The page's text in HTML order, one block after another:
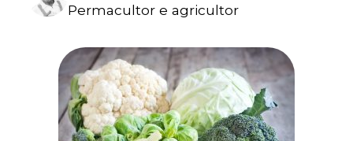
Permacultor e agricultor